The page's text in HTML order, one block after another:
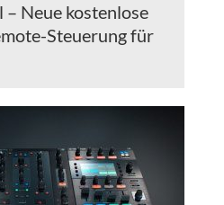
Neue kostenlose
Steuerung für